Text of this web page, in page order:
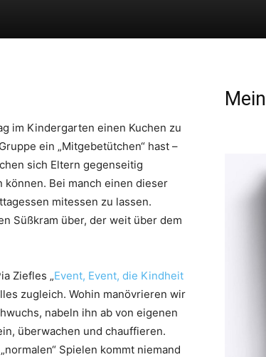
im Kindergarten einen Kuchen zu
ein „Mitgebetütchen“ hast –
sich Eltern gegenseitig
können. Bei manch einen dieser
mitessen zu lassen.
Süßkram über, der weit über dem
Ziefles „Event, Event, die Kindheit
zugleich. Wohin manövrieren wir
nabeln ihn ab von eigenen
überwachen und chauffieren.
Spielen kommt niemand